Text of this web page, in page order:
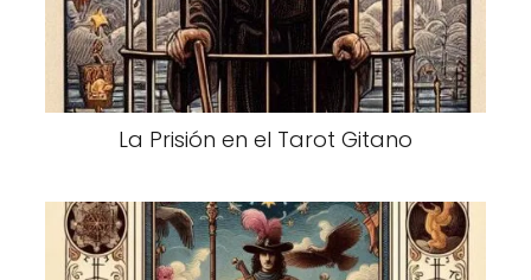
La Prisión en el Tarot Gitano